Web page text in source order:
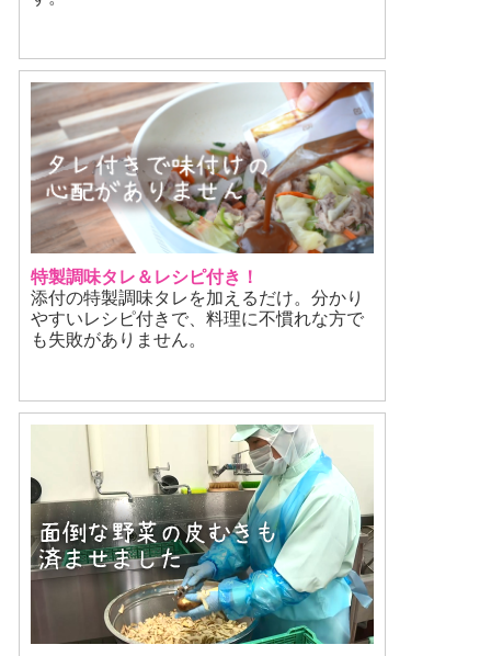
特製調味タレ＆レシピ付き！
添付の特製調味タレを加えるだけ。分かり
やすいレシピ付きで、料理に不慣れな方で
も失敗がありません。